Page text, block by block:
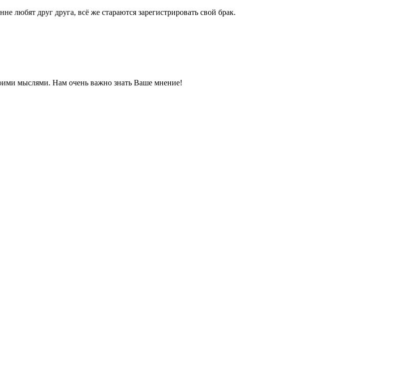
любят друг друга, всё же стараются зарегистрировать свой брак.
мыслями. Нам очень важно знать Ваше мнение!